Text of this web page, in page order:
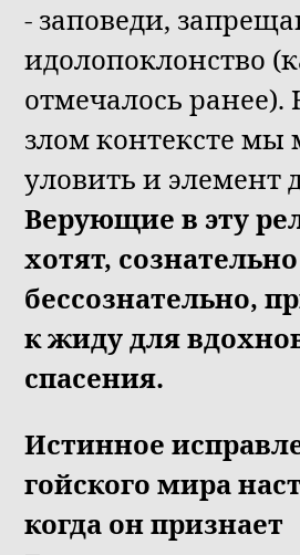
- заповеди,
идолопоклонство
отмечалось ранее).
злом контексте
уловить и элемент
Верующие в эту
хотят,
бессознательно,
к жиду для
спасения.
Истинное
гойского мира
когда он признает